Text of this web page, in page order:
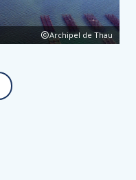
Archipel de Thau